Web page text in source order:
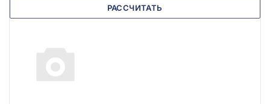
РАССЧИТАТЬ